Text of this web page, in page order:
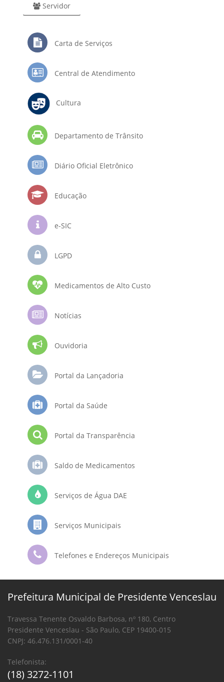
Servidor
Carta de Serviços
Central de Atendimento
Cultura
Departamento de Trânsito
Diário Oficial Eletrônico
Educação
e-SIC
LGPD
Medicamentos de Alto Custo
Notícias
Ouvidoria
Portal da Lançadoria
Portal da Saúde
Portal da Transparência
Saldo de Medicamentos
Serviços de Água DAE
Serviços Municipais
Telefones e Endereços Municipais
Prefeitura Municipal de Presidente Venceslau
Travessa Tenente Osvaldo Barbosa, nº 180, Centro
Presidente Venceslau - São Paulo, CEP 19400-015
CNPJ: 46.476.131/0001-40
Telefonista:
(18) 3272-1101